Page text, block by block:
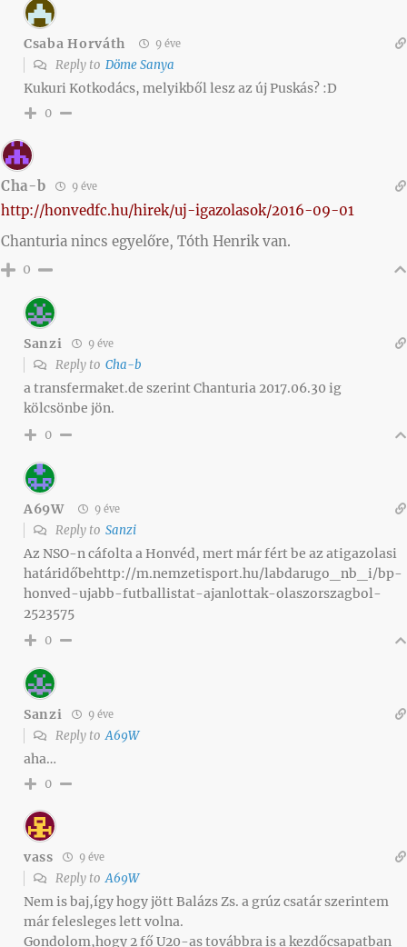
Csaba Horváth 9 éve
Reply to Döme Sanya
Kukuri Kotkodács, melyikből lesz az új Puskás? :D
0
Cha-b 9 éve
http://honvedfc.hu/hirek/uj-igazolasok/2016-09-01
Chanturia nincs egyelőre, Tóth Henrik van.
0
Sanzi 9 éve
Reply to Cha-b
a transfermaket.de szerint Chanturia 2017.06.30 ig
kölcsönbe jön.
0
A69W 9 éve
Reply to Sanzi
Az NSO-n cáfolta a Honvéd, mert már fért be az atigazolasi
határidőbehttp://m.nemzetisport.hu/labdarugo_nb_i/bp-
honved-ujabb-futballistat-ajanlottak-olaszorszagbol-
2523575
0
Sanzi 9 éve
Reply toA69W
aha…
0
vass 9 éve
Reply toA69W
Nem is baj,így hogy jött Balázs Zs. a grúz csatár szerintem
már felesleges lett volna.
Gondolom,hogy 2 fő U20-as továbbra is a kezdőcsapatban